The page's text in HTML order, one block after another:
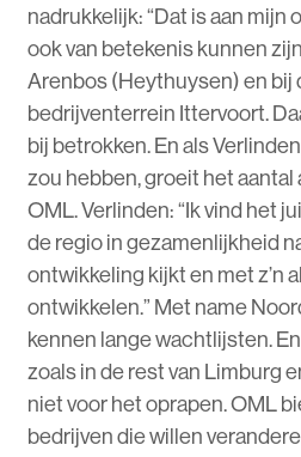
nadrukkelijk: “Dat is aan mijn
ook van betekenis kunnen
Arenbos (Heythuysen) en bij
bedrijventerrein Ittervoort.
bij betrokken. En als
zou hebben, groeit het
OML. Verlinden: “Ik vind het
de regio in gezamenlijkheid
ontwikkeling kijkt en met z’n
ontwikkelen.” Met name
kennen lange wachtlijsten.
zoals in de rest van Limburg
niet voor het oprapen. OML
bedrijven die willen